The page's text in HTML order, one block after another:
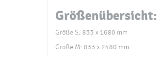
Größenübersicht:
Größe S: 833 x 1680 mm
Größe M: 833 x 2480 mm